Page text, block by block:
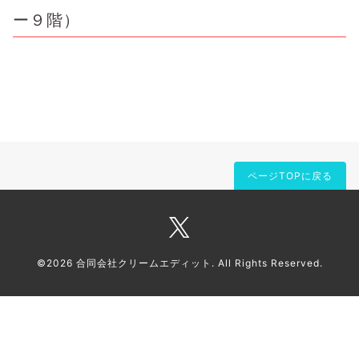
ー９階）
ページTOPに戻る
©2026 合同会社クリームエディット . All Rights Reserved.